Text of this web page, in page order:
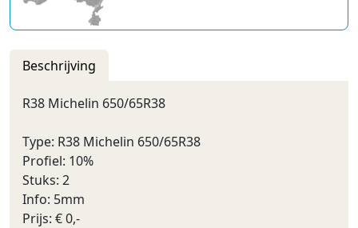
Beschrijving
R38 Michelin 650/65R38
Type: R38 Michelin 650/65R38
Profiel: 10%
Stuks: 2
Info: 5mm
Prijs: € 0,-